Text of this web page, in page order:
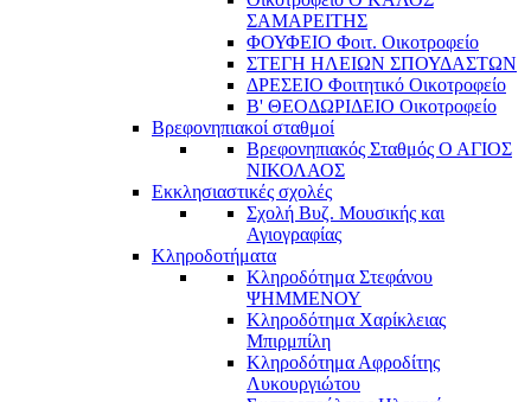
ΣΑΜΑΡΕΙΤΗΣ
ΦΟΥΦΕΙΟ Φοιτ. Οικοτροφείο
ΣΤΕΓΗ ΗΛΕΙΩΝ ΣΠΟΥΔΑΣΤΩΝ
ΔΡΕΣΕΙΟ Φοιτητικό Οικοτροφείο
Β' ΘΕΟΔΩΡΙΔΕΙΟ Οικοτροφείο
Βρεφονηπιακοί σταθμοί
Βρεφονηπιακός Σταθμός Ο ΑΓΙΟΣ
ΝΙΚΟΛΑΟΣ
Εκκλησιαστικές σχολές
Σχολή Βυζ. Μουσικής και
Αγιογραφίας
Κληροδοτήματα
Κληροδότημα Στεφάνου
ΨΗΜΜΕΝΟΥ
Κληροδότημα Χαρίκλειας
Μπιρμπίλη
Κληροδότημα Αφροδίτης
Λυκουργιώτου